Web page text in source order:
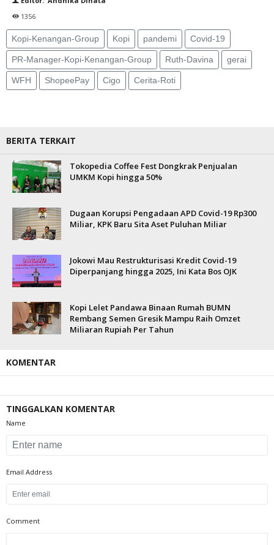
1356
Kopi-Kenangan-Group Kopi pandemi Covid-19
PR-Manager-Kopi-Kenangan-Group Ruth-Davina gerai
WFH ShopeePay Cigo Cerita-Roti
BERITA TERKAIT
Tokopedia Coffee Fest Dongkrak Penjualan
UMKM Kopi hingga 50%
Dugaan Korupsi Pengadaan APD Covid-19 Rp300
Miliar, KPK Baru Sita Aset Puluhan Miliar
Jokowi Mau Restrukturisasi Kredit Covid-19
Diperpanjang hingga 2025, Ini Kata Bos OJK
Kopi Lelet Pandawa Binaan Rumah BUMN
Rembang Semen Gresik Mampu Raih Omzet
Miliaran Rupiah Per Tahun
KOMENTAR
TINGGALKAN KOMENTAR
Name
Email Address
Comment